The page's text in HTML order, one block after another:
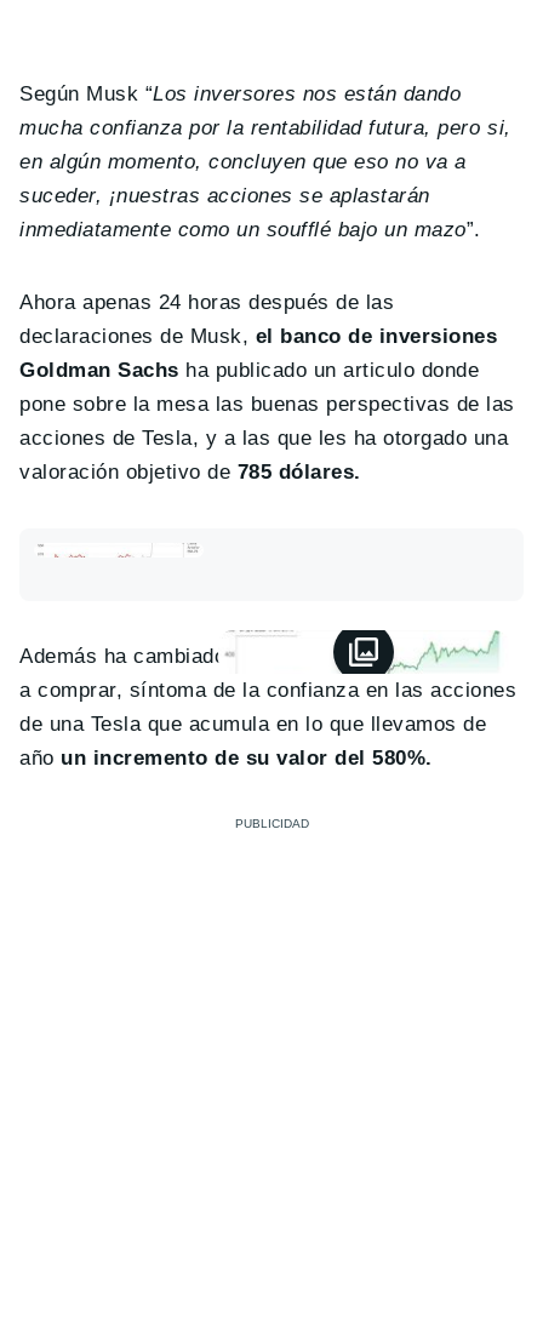
Según Musk “Los inversores nos están dando
mucha confianza por la rentabilidad futura, pero si,
en algún momento, concluyen que eso no va a
suceder, ¡nuestras acciones se aplastarán
inmediatamente como un soufflé bajo un mazo”.
Ahora apenas 24 horas después de las
declaraciones de Musk, el banco de inversiones
Goldman Sachs ha publicado un articulo donde
pone sobre la mesa las buenas perspectivas de las
acciones de Tesla, y a las que les ha otorgado una
valoración objetivo de 785 dólares.
Además ha cambiado su clasificación de mantener
a comprar, síntoma de la confianza en las acciones
de una Tesla que acumula en lo que llevamos de
año un incremento de su valor del 580%.